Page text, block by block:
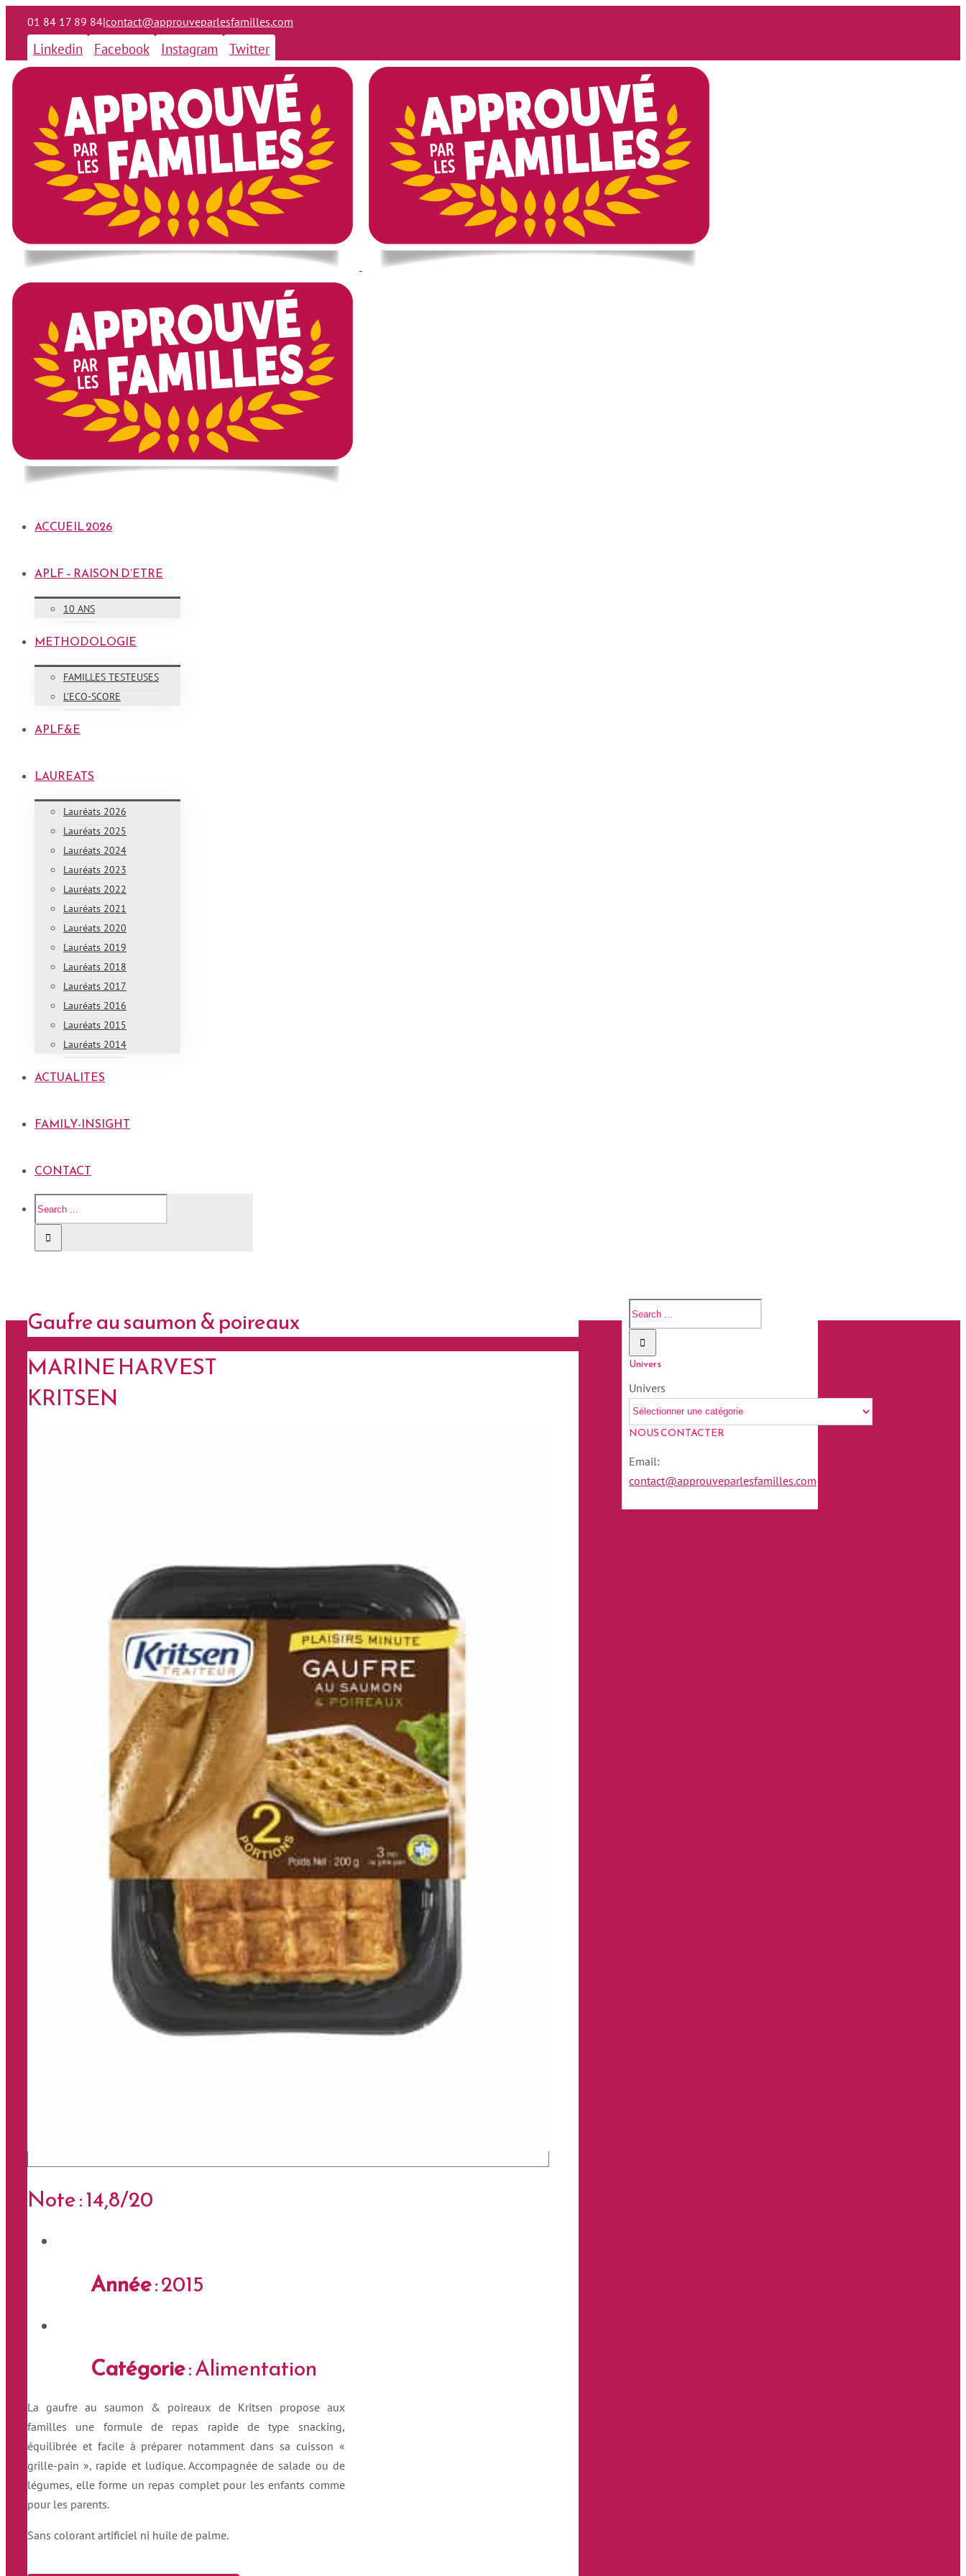
01 84 17 89 84|contact@approuveparlesfamilles.com
Linkedin Facebook Instagram Twitter
ACCUEIL 2026
APLF – RAISON D’ETRE
10 ANS
METHODOLOGIE
FAMILLES TESTEUSES
L’ECO-SCORE
APLF&E
LAUREATS
Lauréats 2026
Lauréats 2025
Lauréats 2024
Lauréats 2023
Lauréats 2022
Lauréats 2021
Lauréats 2020
Lauréats 2019
Lauréats 2018
Lauréats 2017
Lauréats 2016
Lauréats 2015
Lauréats 2014
ACTUALITES
FAMILY-INSIGHT
CONTACT
Gaufre au saumon & poireaux
MARINE HARVEST
KRITSEN
Note : 14,8/20
Année: 2015
Catégorie: Alimentation
La gaufre au saumon & poireaux de Kritsen propose aux
familles une formule de repas rapide de type snacking,
équilibrée et facile à préparer notamment dans sa cuisson «
grille-pain », rapide et ludique. Accompagnée de salade ou de
légumes, elle forme un repas complet pour les enfants comme
pour les parents.
Sans colorant artificiel ni huile de palme.
Univers
Univers
NOUS CONTACTER
Email:
contact@approuveparlesfamilles.com